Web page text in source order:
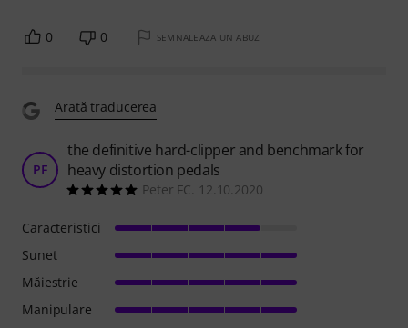
0 0 SEMNALEAZA UN ABUZ
Arată traducerea
PF
the definitive hard-clipper and benchmark for
heavy distortion pedals
Peter FC. 12.10.2020
Caracteristici
Sunet
Măiestrie
Manipulare